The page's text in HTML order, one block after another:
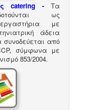
catering -
Τα
ως
με
άδεια
συνοδεύεται από
σύμφωνα με
853/2004.